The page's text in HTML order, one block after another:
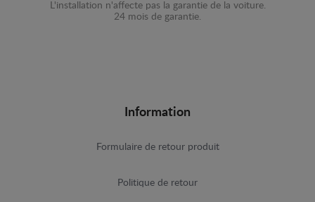
L'installation n'affecte pas la garantie de la voiture.
24 mois de garantie.
Information
Formulaire de retour produit
Politique de retour